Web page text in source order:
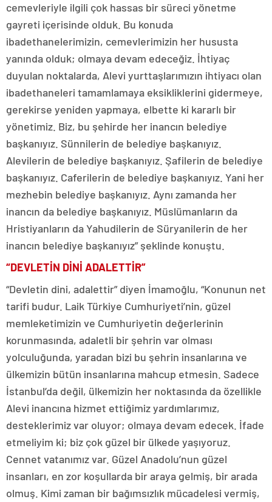
cemevleriyle ilgili çok hassas bir süreci yönetme
gayreti içerisinde olduk. Bu konuda
ibadethanelerimizin, cemevlerimizin her hususta
yanında olduk; olmaya devam edeceğiz. İhtiyaç
duyulan noktalarda, Alevi yurttaşlarımızın ihtiyacı olan
ibadethaneleri tamamlamaya eksikliklerini gidermeye,
gerekirse yeniden yapmaya, elbette ki kararlı bir
yönetimiz. Biz, bu şehirde her inancın belediye
başkanıyız. Sünnilerin de belediye başkanıyız.
Alevilerin de belediye başkanıyız. Şafilerin de belediye
başkanıyız. Caferilerin de belediye başkanıyız. Yani her
mezhebin belediye başkanıyız. Aynı zamanda her
inancın da belediye başkanıyız. Müslümanların da
Hristiyanların da Yahudilerin de Süryanilerin de her
inancın belediye başkanıyız” şeklinde konuştu.
“DEVLETİN DİNİ ADALETTİR”
“Devletin dini, adalettir” diyen İmamoğlu, “Konunun net
tarifi budur. Laik Türkiye Cumhuriyeti’nin, güzel
memleketimizin ve Cumhuriyetin değerlerinin
korunmasında, adaletli bir şehrin var olması
yolculuğunda, yaradan bizi bu şehrin insanlarına ve
ülkemizin bütün insanlarına mahcup etmesin. Sadece
İstanbul’da değil, ülkemizin her noktasında da özellikle
Alevi inancına hizmet ettiğimiz yardımlarımız,
desteklerimiz var oluyor; olmaya devam edecek. İfade
etmeliyim ki; biz çok güzel bir ülkede yaşıyoruz.
Cennet vatanımız var. Güzel Anadolu’nun güzel
insanları, en zor koşullarda bir araya gelmiş, bir arada
olmuş. Kimi zaman bir bağımsızlık mücadelesi vermiş,